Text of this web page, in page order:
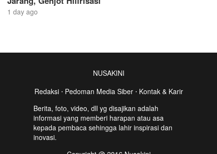
1 day ago
NUSAKINI
Redaksi⋅ Pedoman Media Siber⋅ Kontak & Karir
Berita, foto, video, dll yg disajikan adalah
informasi yang memberi harapan atau asa
kepada pembaca sehingga lahir inspirasi dan
inovasi.